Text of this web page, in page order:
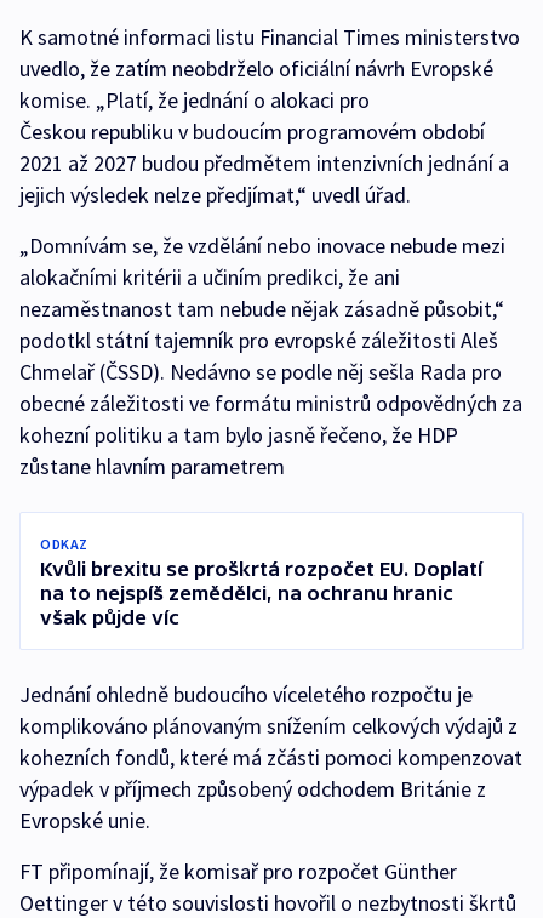
K samotné informaci listu Financial Times ministerstvo
uvedlo, že zatím neobdrželo oficiální návrh Evropské
komise. „Platí, že jednání o alokaci pro
Českou republiku v budoucím programovém období
2021 až 2027 budou předmětem intenzivních jednání a
jejich výsledek nelze předjímat,“ uvedl úřad.
„Domnívám se, že vzdělání nebo inovace nebude mezi
alokačními kritérii a učiním predikci, že ani
nezaměstnanost tam nebude nějak zásadně působit,“
podotkl státní tajemník pro evropské záležitosti Aleš
Chmelař (ČSSD). Nedávno se podle něj sešla Rada pro
obecné záležitosti ve formátu ministrů odpovědných za
kohezní politiku a tam bylo jasně řečeno, že HDP
zůstane hlavním parametrem
ODKAZ
Kvůli brexitu se proškrtá rozpočet EU. Doplatí
na to nejspíš zemědělci, na ochranu hranic
však půjde víc
Jednání ohledně budoucího víceletého rozpočtu je
komplikováno plánovaným snížením celkových výdajů z
kohezních fondů, které má zčásti pomoci kompenzovat
výpadek v příjmech způsobený odchodem Británie z
Evropské unie.
FT připomínají, že komisař pro rozpočet Günther
Oettinger v této souvislosti hovořil o nezbytnosti škrtů